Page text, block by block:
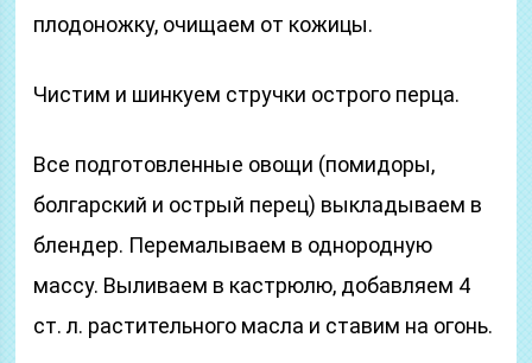
плодоножку, очищаем от кожицы.
Чистим и шинкуем стручки острого перца.
Все подготовленные овощи (помидоры,
болгарский и острый перец) выкладываем в
блендер. Перемалываем в однородную
массу. Выливаем в кастрюлю, добавляем 4
ст. л. растительного масла и ставим на огонь.